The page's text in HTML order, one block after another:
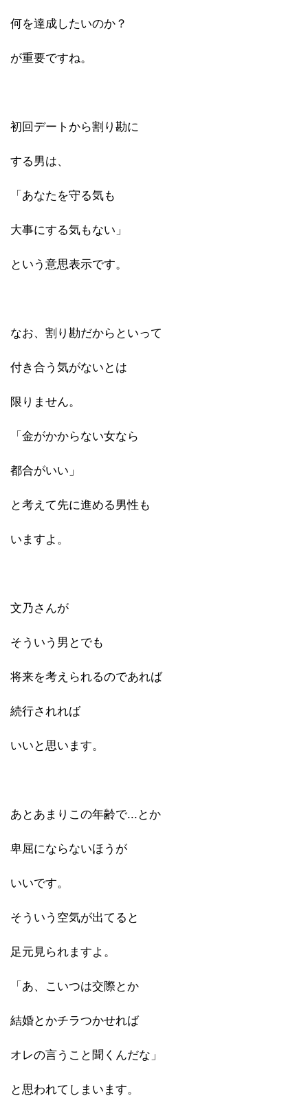
何を達成したいのか？
が重要ですね。
初回デートから割り勘に
する男は、
「あなたを守る気も
大事にする気もない」
という意思表示です。
なお、割り勘だからといって
付き合う気がないとは
限りません。
「金がかからない女なら
都合がいい」
と考えて先に進める男性も
いますよ。
文乃さんが
そういう男とでも
将来を考えられるのであれば
続行されれば
いいと思います。
あとあまりこの年齢で...とか
卑屈にならないほうが
いいです。
そういう空気が出てると
足元見られますよ。
「あ、こいつは交際とか
結婚とかチラつかせれば
オレの言うこと聞くんだな」
と思われてしまいます。